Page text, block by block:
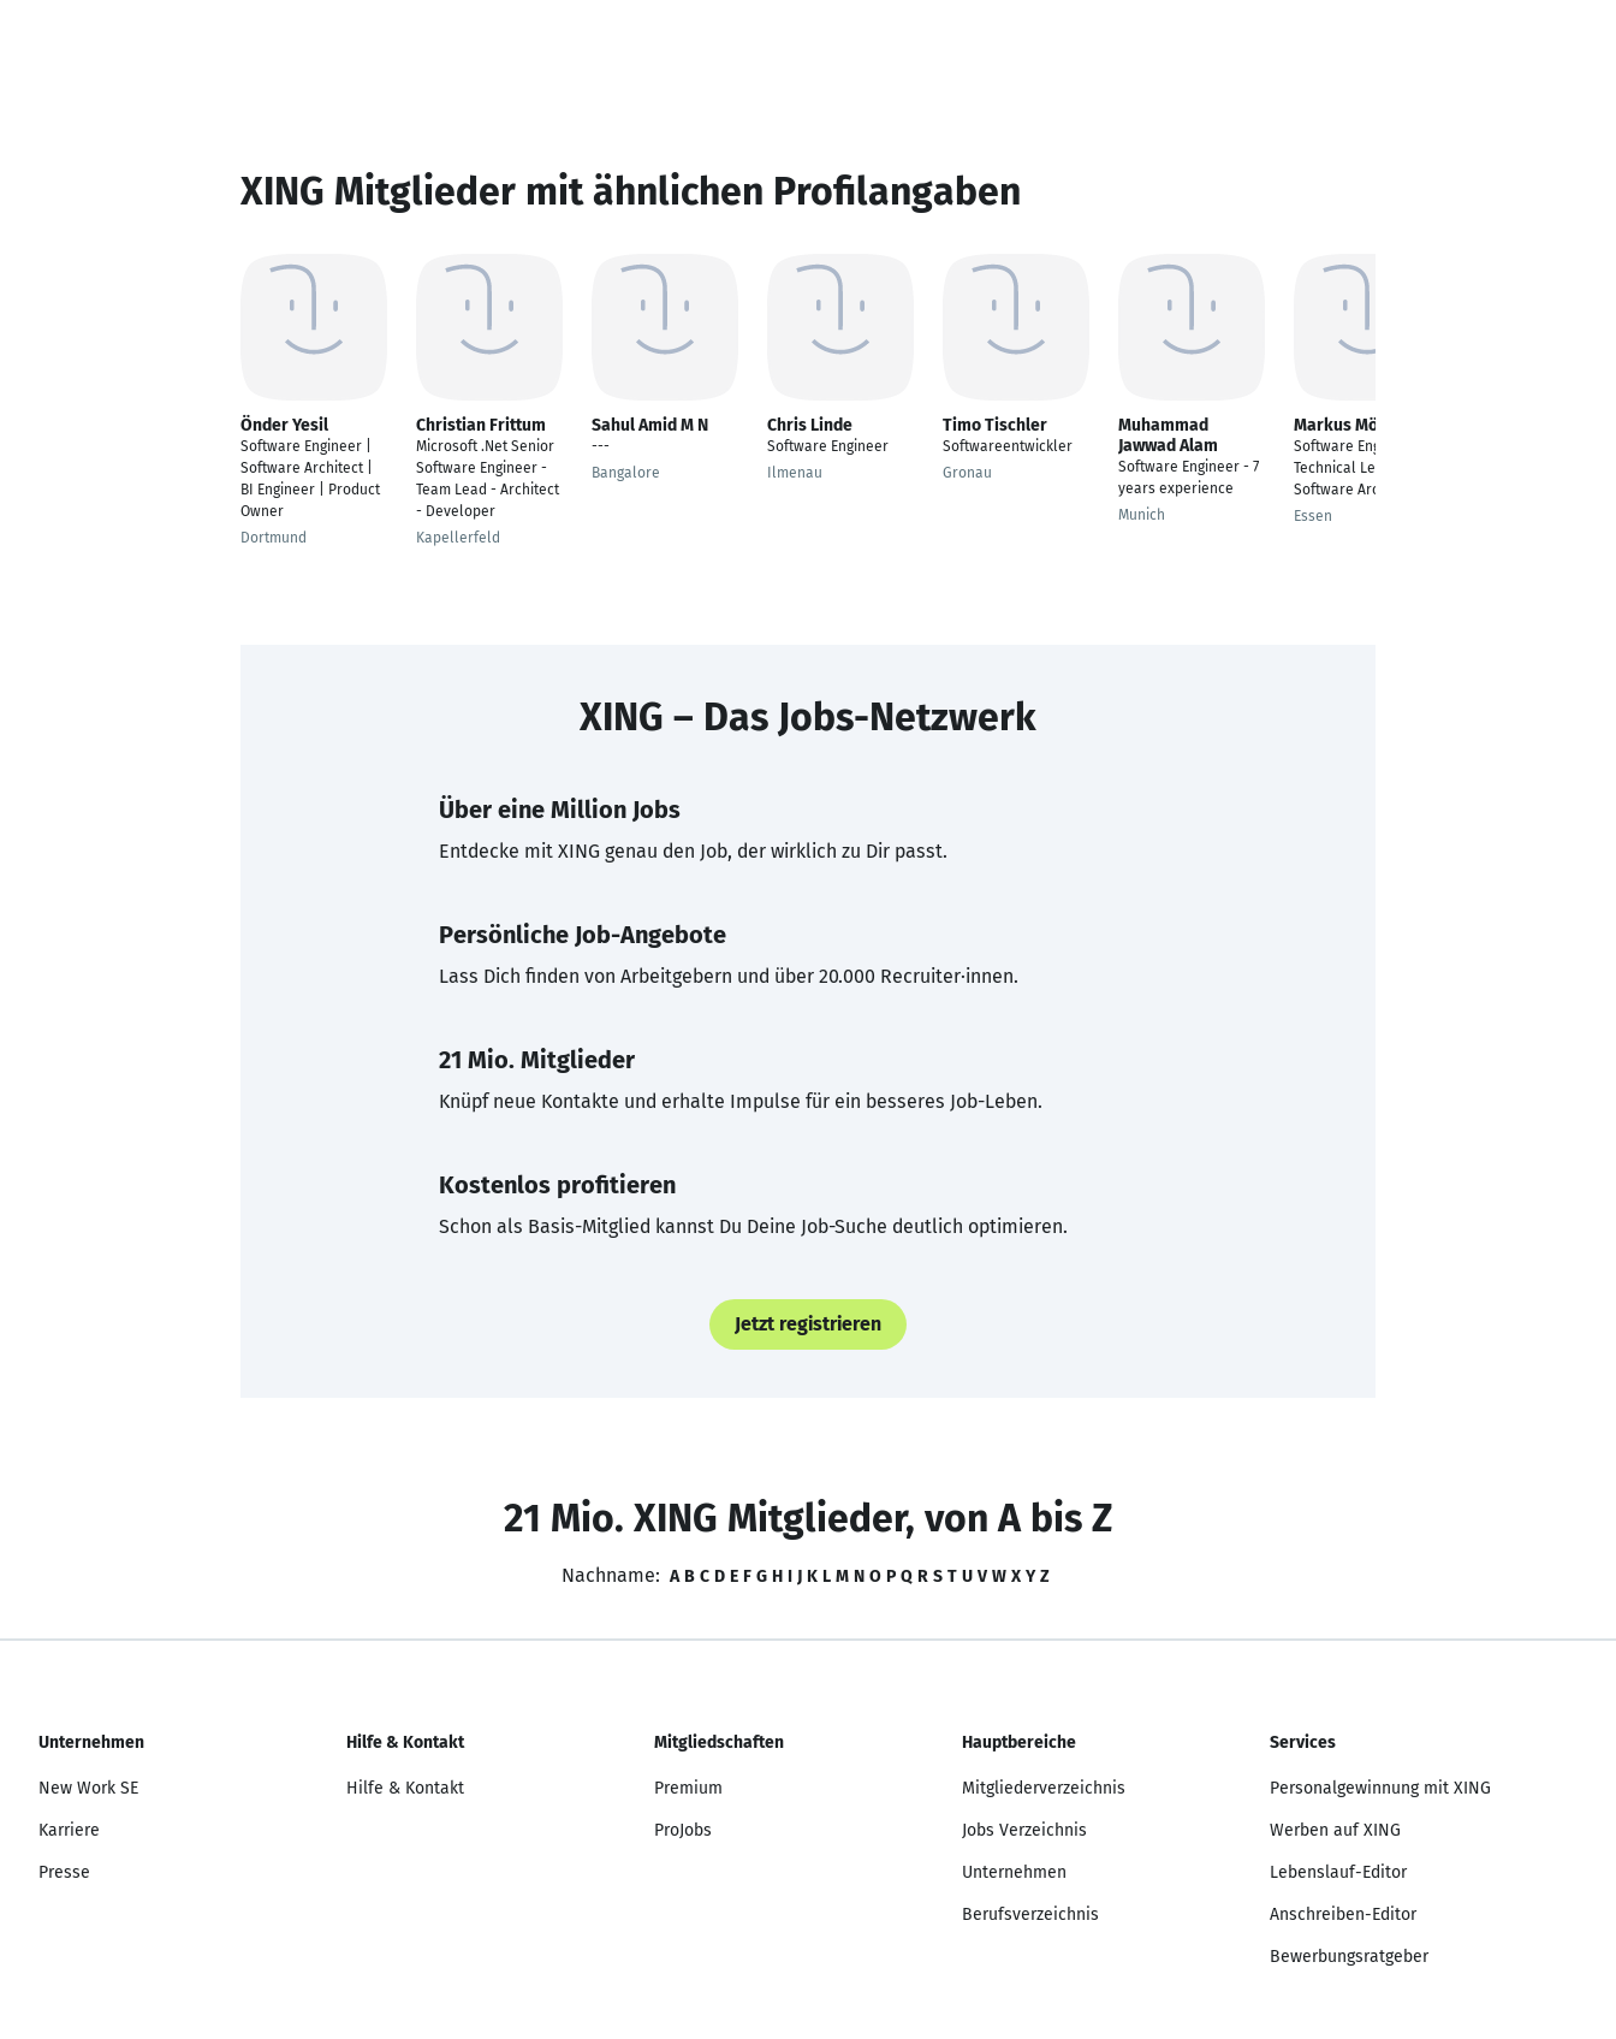
XING Mitglieder mit ähnlichen Profilangaben
Önder Yesil
Software Engineer |
Software Architect |
BI Engineer | Product
Owner
Dortmund
Christian Frittum
Microsoft .Net Senior
Software Engineer -
Team Lead - Architect
- Developer
Kapellerfeld
Sahul Amid M N
---
Bangalore
Chris Linde
Software Engineer
Ilmenau
Timo Tischler
Softwareentwickler
Gronau
Muhammad
Jawwad Alam
Software Engineer - 7
years experience
Munich
Markus Möller
Software Engineer,
Technical Lead,
Software Architect
Essen
XING – Das Jobs-Netzwerk
Über eine Million Jobs
Entdecke mit XING genau den Job, der wirklich zu Dir passt.
Persönliche Job-Angebote
Lass Dich finden von Arbeitgebern und über 20.000 Recruiter·innen.
21 Mio. Mitglieder
Knüpf neue Kontakte und erhalte Impulse für ein besseres Job-Leben.
Kostenlos profitieren
Schon als Basis-Mitglied kannst Du Deine Job-Suche deutlich optimieren.
Jetzt registrieren
21 Mio. XING Mitglieder, von A bis Z
Nachname: A B C D E F G H I J K L M N O P Q R S T U V W X Y Z
Unternehmen
New Work SE
Karriere
Presse
Hilfe & Kontakt
Hilfe & Kontakt
Mitgliedschaften
Premium
ProJobs
Hauptbereiche
Mitgliederverzeichnis
Jobs Verzeichnis
Unternehmen
Berufsverzeichnis
Services
Personalgewinnung mit XING
Werben auf XING
Lebenslauf-Editor
Anschreiben-Editor
Bewerbungsratgeber